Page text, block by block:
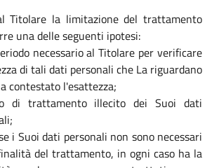
Titolare la limitazione del trattamento
una delle seguenti ipotesi:
necessario al Titolare per verificare
di tali dati personali che La riguardano
contestato l'esattezza;
di trattamento illecito dei Suoi dati
i Suoi dati personali non sono necessari
del trattamento, in ogni caso ha la